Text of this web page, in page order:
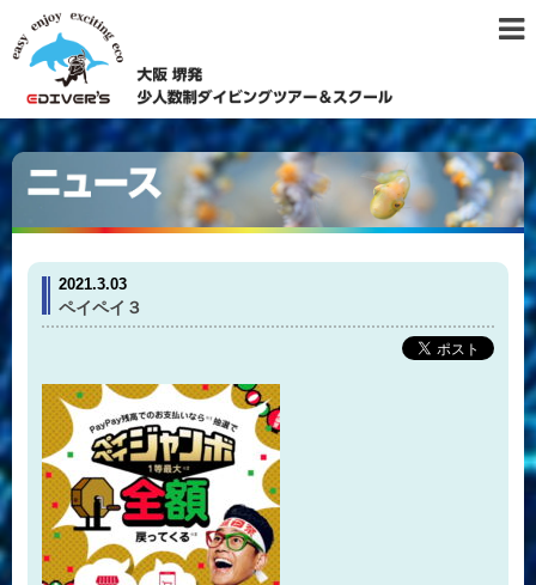
2021.3.03
ペイペイ３